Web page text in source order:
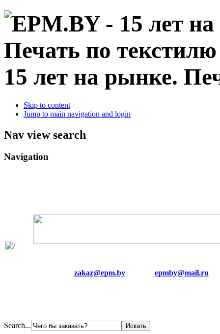
15 лет на рынке.
Skip to content
Jump to main navigation and login
Nav view search
Navigation
zakaz@epm.by epmby@mail.ru
Search...